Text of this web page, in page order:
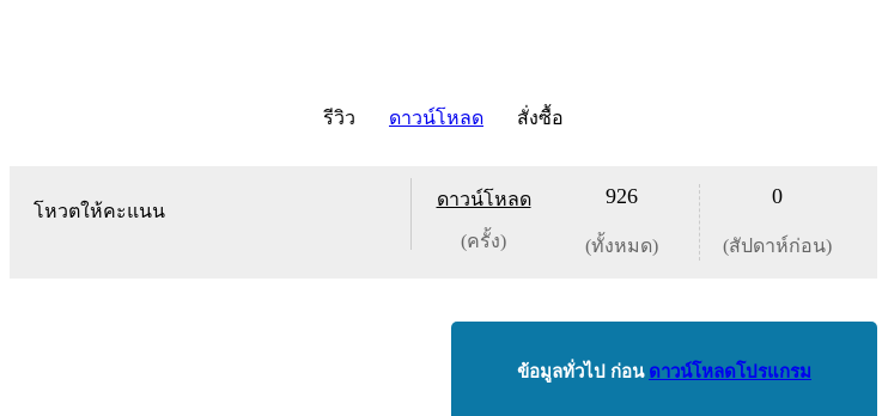
รีวิว ดาวน์โหลด สั่งซื้อ
โหวตให้คะแนน
ดาวน์โหลด
(ครั้ง)
926
(ทั้งหมด)
0
(สัปดาห์ก่อน)
ข้อมูลทั่วไป ก่อน ดาวน์โหลดโปรแกรม